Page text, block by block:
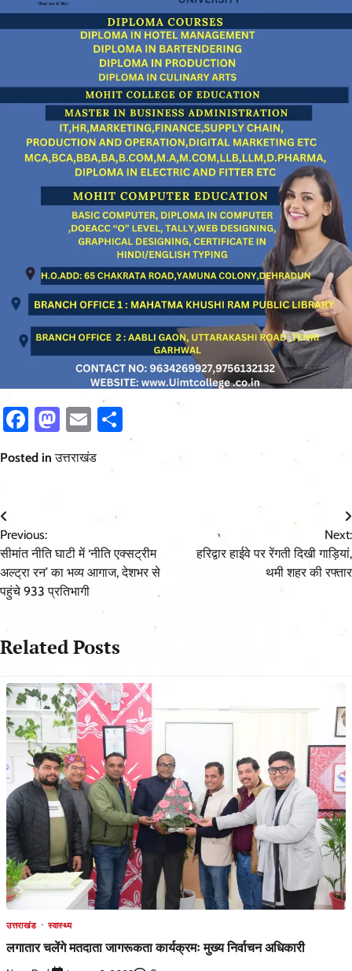
Facebook
Mastodon
Email
Posted inउत्तराखंड
Post
navigation
Previous:
सीमांत नीति घाटी में ‘नीति एक्सट्रीम
अल्ट्रा रन’ का भव्य आगाज, देशभर से
पहुंचे 933 प्रतिभागी
Next:
हरिद्वार हाईवे पर रेंगती दिखी गाड़ियां,
थमी शहर की रफ्तार
Related Posts
उत्तराखंड स्वास्थ्य
लगातार चलेंगे मतदाता जागरूकता कार्यक्रमः मुख्य निर्वाचन अधिकारी